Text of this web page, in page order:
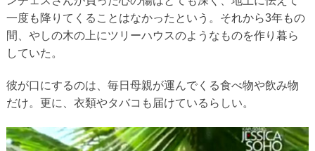
一度も降りてくることはなかったという。それから3年もの
間、やしの木の上にツリーハウスのようなものを作り暮ら
していた。
彼が口にするのは、毎日母親が運んでくる食べ物や飲み物
だけ。更に、衣類やタバコも届けているらしい。